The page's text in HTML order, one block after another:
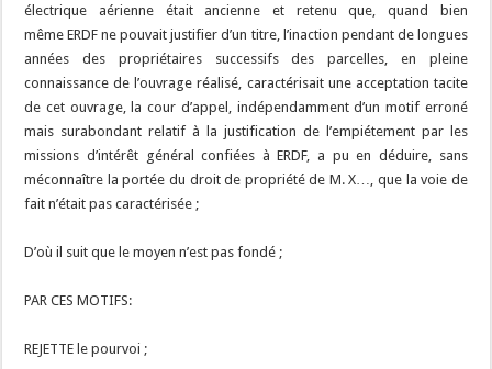
électrique aérienne était ancienne et retenu que, quand bien
même ERDF ne pouvait justifier d’un titre, l’inaction pendant de longues
années des propriétaires successifs des parcelles, en pleine
connaissance de l’ouvrage réalisé, caractérisait une acceptation tacite
de cet ouvrage, la cour d’appel, indépendamment d’un motif erroné
mais surabondant relatif à la justification de l’empiétement par les
missions d’intérêt général confiées à ERDF, a pu en déduire, sans
méconnaître la portée du droit de propriété de M. X…, que la voie de
fait n’était pas caractérisée ;
D’où il suit que le moyen n’est pas fondé ;
PAR CES MOTIFS:
REJETTE le pourvoi ;